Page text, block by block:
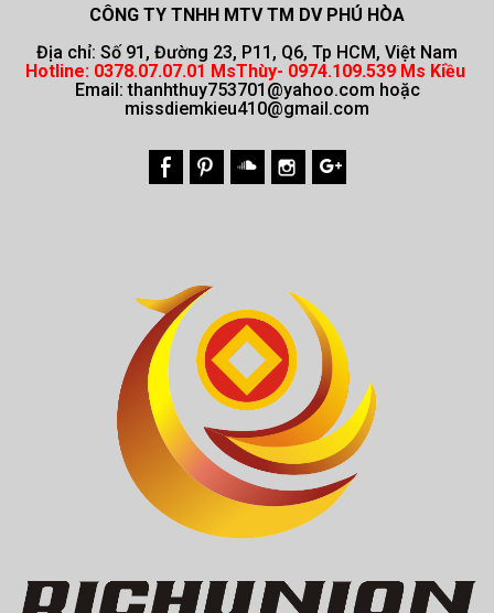
CÔNG TY TNHH MTV TM DV PHÚ HÒA
Địa chỉ: Số 91, Đường 23, P11, Q6, Tp HCM, Việt Nam
Hotline: 0378.07.07.01 MsThùy- 0974.109.539 Ms Kiều
Email:thanhthuy753701@yahoo.com hoặc
missdiemkieu410@gmail.com